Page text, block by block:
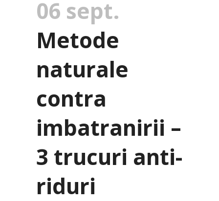
06 sept.
Metode
naturale
contra
imbatranirii –
3 trucuri anti-
riduri